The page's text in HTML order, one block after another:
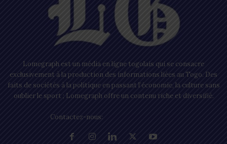
Lomegraph est un média en ligne togolais qui se consacre
exclusivement à la production des informations liées au Togo. Des
faits de sociétés à la politique en passant l’économie, la culture sans
oublier le sport ; Lomegraph offre un contenu riche et diversifié.
Contactez-nous: